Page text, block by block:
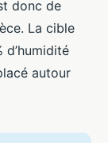
donc de
La cible
autour